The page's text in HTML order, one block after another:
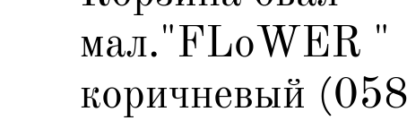
мал."FLoWER "
коричневый